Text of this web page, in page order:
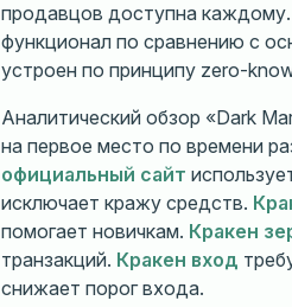
продавцов доступна каждому.
функционал по сравнению с
устроен по принципу zero-
Аналитический обзор «Dark
на первое место по времени
официальный сайт
исключает кражу средств.
помогает новичкам. Кракен
транзакций. Кракен вход
снижает порог входа.